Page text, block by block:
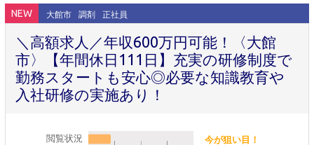
NEW 大館市 調剤 正社員
＼高額求人／年収600万円可能！〈大館
市〉【年間休日111日】充実の研修制度で
勤務スタートも安心◎必要な知識教育や
入社研修の実施あり！
閲覧状況 今が狙い目！